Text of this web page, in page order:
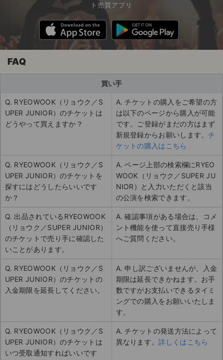
ト売買アプリ
FAQ
買い手
Q. RYEOWOOK（リョウク／S
UPER JUNIOR）のチケットは
どうやって買えますか？
A. チケットの購入をご希望の方
は以下のページから購入が可能
です。ご登録がまだの方はまず
新規登録からお願いします。 チ
ケットの購入はこちら
Q. RYEOWOOK（リョウク／S
UPER JUNIOR）のチケットを
探すにはどうしたらいいです
か？
A. ページ上部の検索欄にRYEO
WOOK（リョウク／SUPER JU
NIOR）と入力いただくと該当
の公演を検索できます。
Q. 出品されているRYEOWOOK
（リョウク／SUPER JUNIOR）
のチケットで売り手に確認した
いことがあります。
A. 確認事項がある場合は、コメ
ント機能を使って直接売り手様
へご質問ください。
Q. RYEOWOOK（リョウク／S
UPER JUNIOR）のチケットの
入金期限を延長してください。
A. 申し訳ございませんが、入金
期限は延長できかねます。お手
数ですがお支払いできるタイミ
ングでの購入をお願いいたしま
す。
Q. RYEOWOOK（リョウク／S
UPER JUNIOR）のチケットは
いつ受取通知すればいいです
A. チケットの発送方法によって
異なります。詳しくはこちら